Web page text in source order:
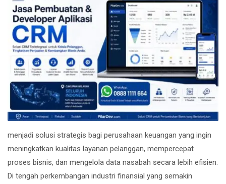
menjadi solusi strategis bagi perusahaan keuangan yang ingin
meningkatkan kualitas layanan pelanggan, mempercepat
proses bisnis, dan mengelola data nasabah secara lebih efisien.
Di tengah perkembangan industri finansial yang semakin